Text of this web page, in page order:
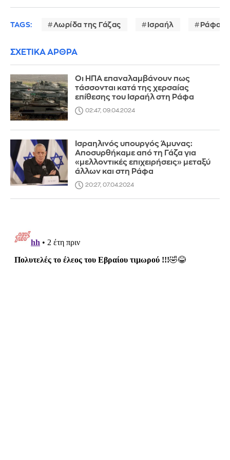
TAGS: Λωρίδα της Γάζας Ισραήλ Ράφα
ΣΧΕΤΙΚΑ ΑΡΘΡΑ
Οι ΗΠΑ επαναλαμβάνουν πως
τάσσονται κατά της χερσαίας
επίθεσης του Ισραήλ στη Ράφα
02:47, 09.04.2024
Ισραηλινός υπουργός Άμυνας:
Αποσυρθήκαμε από τη Γάζα για
«μελλοντικές επιχειρήσεις» μεταξύ
άλλων και στη Ράφα
20:27, 07.04.2024